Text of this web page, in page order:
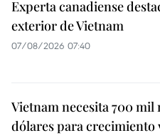
Experta canadiense
exterior de Vietnam
07/08/2026 07:40
Vietnam necesita 700 mil
dólares para crecimiento